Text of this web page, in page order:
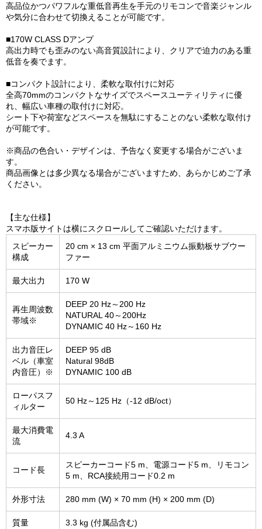
高品位かつパワフルな重低音再生を手元のリモコンで音楽ジャンル
や気分に合わせて切換えることが可能です。
■170W CLASS Dアンプ
高出力時でも歪みのない高音質設計により、クリアで迫力のある重
低音を奏でます。
■コンパクト設計により、柔軟な取付けに対応
全高70mmのコンパクトなサイズでスペースユーティリティに優
れ、幅広い車種の取付けに対応。
シート下や荷室などスペースを無駄にすることのない柔軟な取付け
が可能です。
※商品の色合い・デザインは、予告なく変更する場合がございま
す。
商品画像とは多少異なる場合がございますため、あらかじめご了承
ください。
【主な仕様】
スマホ版サイトは横にスクロールしてご確認いただけます。
スピーカー
構成
20 cm × 13 cm 平面アルミニウム振動板サブウー
ファー
最大出力 170 W
再生周波数
帯域※
DEEP 20 Hz～200 Hz
NATURAL 40～200Hz
DYNAMIC 40 Hz～160 Hz
出力音圧レ
ベル（車室
内音圧）※
DEEP 95 dB
Natural 98dB
DYNAMIC 100 dB
ローパスフ
ィルター
50 Hz～125 Hz（-12 dB/oct）
最大消費電
流
4.3 A
コード長
スピーカーコード5 m、電源コード5 m、リモコン
5 m、RCA接続用コード0.2 m
外形寸法 280 mm (W) × 70 mm (H) × 200 mm (D)
質量 3.3 kg (付属品含む)